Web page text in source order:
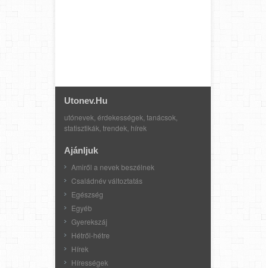
Utonev.hu
utónevek, érdekességek, tanácsok,
statisztikák, trendek, hírek
Ajánljuk
Amiről a nevek beszélnek
Családnév változtatás
Egészség
Egyéb
Gyerekszáj
Hétről-hétre
Hírek
Hírességek